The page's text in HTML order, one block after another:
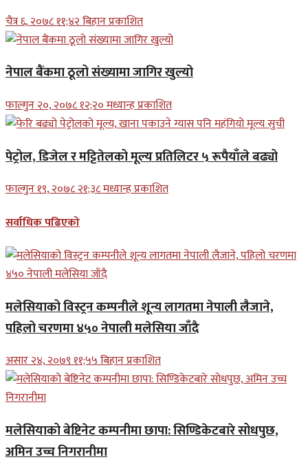
चैत्र ६, २०७८ ११;४२ बिहान प्रकाशित
नेपाल बैंकमा ठूलो संख्यामा जागिर खुल्यो
फाल्गुन २०, २०७८ १२;२० मध्यान्ह प्रकाशित
पेट्रोल, डिजेल र मट्टितेलको मूल्य प्रतिलिटर ५ रूपैयाँले बढ्यो
फाल्गुन १९, २०७८ २१;३८ मध्यान्ह प्रकाशित
सर्वाधिक पढिएको
मलेसियाको विस्ट्रन कम्पनीले शून्य लागतमा नेपाली लैजाने,
पहिलो चरणमा ४५० नेपाली मलेसिया जाँदै
असार २४, २०७९ ११;५५ बिहान प्रकाशित
मलेसियाको बेष्टिनेट कम्पनीमा छापा: सिण्डिकेटबारे सोधपुछ,
अमिन उच्च निगरानीमा